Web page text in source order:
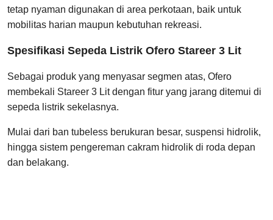
tetap nyaman digunakan di area perkotaan, baik untuk
mobilitas harian maupun kebutuhan rekreasi.
Spesifikasi Sepeda Listrik Ofero Stareer 3 Lit
Sebagai produk yang menyasar segmen atas, Ofero
membekali Stareer 3 Lit dengan fitur yang jarang ditemui di
sepeda listrik sekelasnya.
Mulai dari ban tubeless berukuran besar, suspensi hidrolik,
hingga sistem pengereman cakram hidrolik di roda depan
dan belakang.